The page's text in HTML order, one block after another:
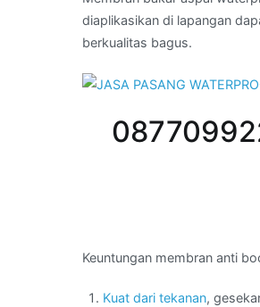
diaplikasikan di lapangan
berkualitas bagus.
Keuntungan membran anti
Kuat dari tekanan,